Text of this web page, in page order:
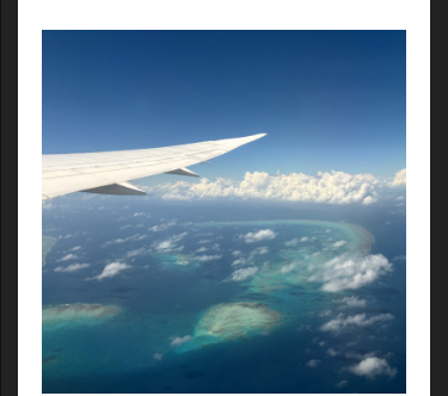
番のしまなみ海道やUFOラインに加え、山岳景勝
今年は、連日100km超のロングライドが設定さ
れ、チャレンジングな内容だ。愛媛県の本気度は
２年目にしても半可ではないし、対するオースト
ラリアン軍団の英気とて見るからに十分。互いに
がっぷり四つの格好だ。この国内では珍しい超本
格プレスライドツアーに、今年も本誌カメラマン
が全日程帯同。伊予柑のようにフレッシュなレポ
ートを、ぎゅぎゅっと絞って撮って出し！いざ！
Text & Photos by Eigo Shimojo DAY_1 愛媛旅
のはじまりは、しまなみ海道から、と決まっては
いるのだが…、初日は生憎の雨模様。それでも定
刻前には、メンバー全員サイクルジャージに正装